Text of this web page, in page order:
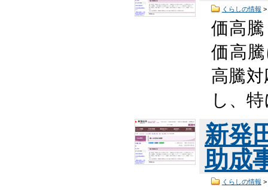
くらしの情報 >
価高
価高
高騰
し、
新発
助成
くらしの情報 >